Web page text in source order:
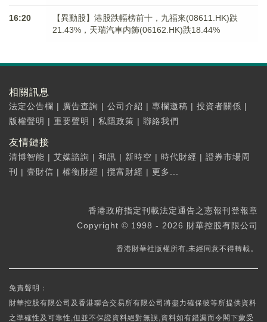
16:20
【異動股】港股跌幅榜前十，九福來(08611.HK)跌
21.43%，天瑞汽車内飾(06162.HK)跌18.44%
相關訊息
法定公告欄 | 廣告查詢 | 公司介紹 | 專欄邀稿 | 投資者關係 |
版權聲明 | 重要聲明 | 私隱政策 | 聯絡我們
友情鏈接
清博智能 | 艾媒諮詢 | 和訊 | 新時空 | 時代財經 | 證券市場周
刊
| 壹財信 | 權衡財經 | 攬富財經 | 更多...
香港政府指定刊載法定通告之憲報刊登報章
Copyright © 1998 - 2026 財華控股有限公司
香港財華社版權所有,未經同意不得轉載。
免責聲明：
財華控股有限公司及香港聯合交易所有限公司將盡力確保彼等所提供資料
之準確性及可靠性,但並不保證資料絕對無誤,資料如有錯漏而令閣下蒙受